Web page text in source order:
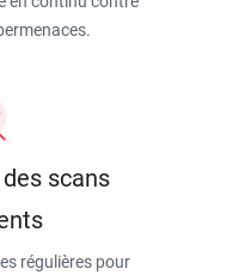
scans
régulières pour